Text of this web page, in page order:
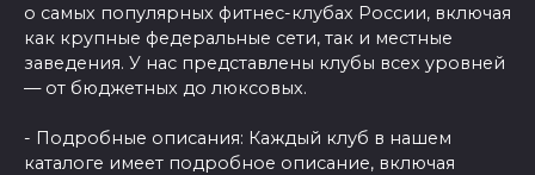
о самых популярных фитнес-клубах России, включая
как крупные федеральные сети, так и местные
заведения. У нас представлены клубы всех уровней
— от бюджетных до люксовых.
- Подробные описания: Каждый клуб в нашем
каталоге имеет подробное описание, включая